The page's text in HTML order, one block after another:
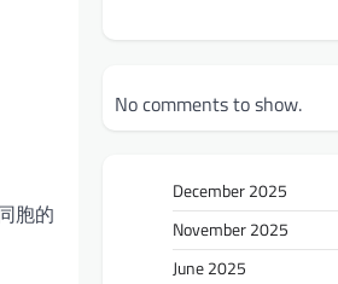
胞的
No comments to show.
December 2025
November 2025
June 2025